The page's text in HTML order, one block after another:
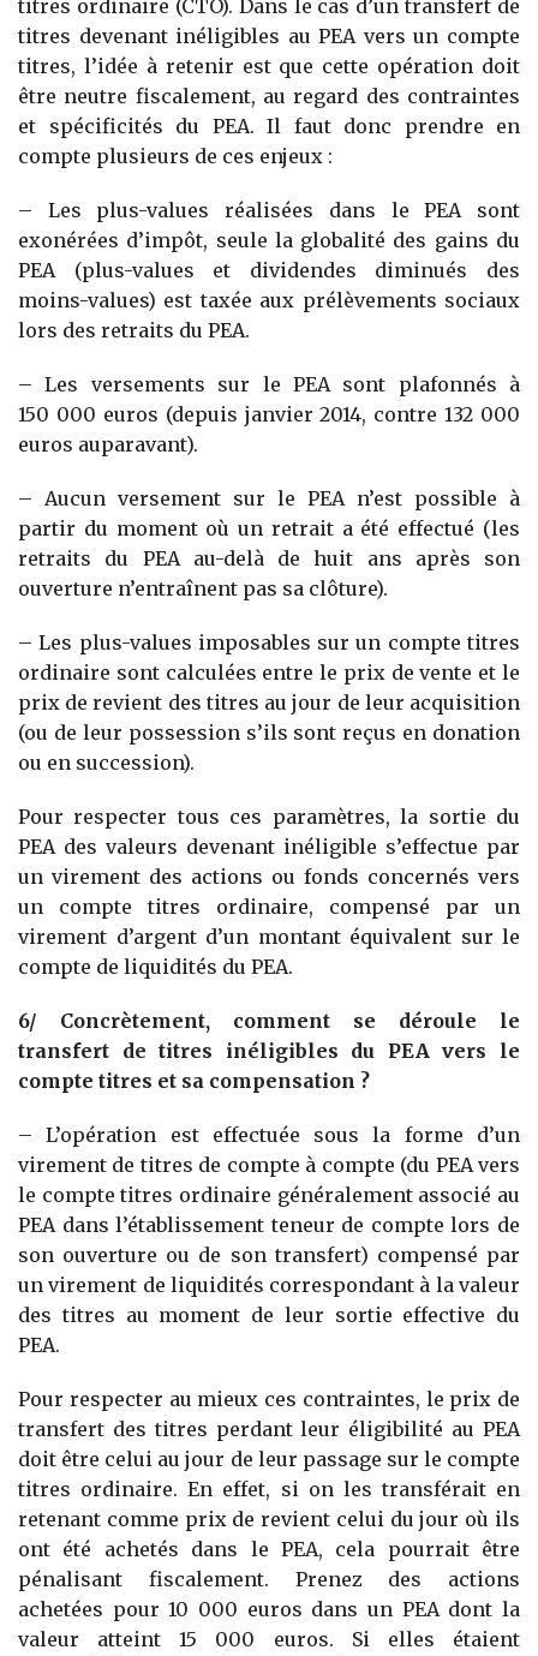
titres ordinaire (CTO). Dans le cas d’un transfert de
titres devenant inéligibles au PEA vers un compte
titres, l’idée à retenir est que cette opération doit
être neutre fiscalement, au regard des contraintes
et spécificités du PEA. Il faut donc prendre en
compte plusieurs de ces enjeux :
– Les plus-values réalisées dans le PEA sont
exonérées d’impôt, seule la globalité des gains du
PEA (plus-values et dividendes diminués des
moins-values) est taxée aux prélèvements sociaux
lors des retraits du PEA.
– Les versements sur le PEA sont plafonnés à
150 000 euros (depuis janvier 2014, contre 132 000
euros auparavant).
– Aucun versement sur le PEA n’est possible à
partir du moment où un retrait a été effectué (les
retraits du PEA au-delà de huit ans après son
ouverture n’entraînent pas sa clôture).
– Les plus-values imposables sur un compte titres
ordinaire sont calculées entre le prix de vente et le
prix de revient des titres au jour de leur acquisition
(ou de leur possession s’ils sont reçus en donation
ou en succession).
Pour respecter tous ces paramètres, la sortie du
PEA des valeurs devenant inéligible s’effectue par
un virement des actions ou fonds concernés vers
un compte titres ordinaire, compensé par un
virement d’argent d’un montant équivalent sur le
compte de liquidités du PEA.
6/ Concrètement, comment se déroule le
transfert de titres inéligibles du PEA vers le
compte titres et sa compensation ?
– L’opération est effectuée sous la forme d’un
virement de titres de compte à compte (du PEA vers
le compte titres ordinaire généralement associé au
PEA dans l’établissement teneur de compte lors de
son ouverture ou de son transfert) compensé par
un virement de liquidités correspondant à la valeur
des titres au moment de leur sortie effective du
PEA.
Pour respecter au mieux ces contraintes, le prix de
transfert des titres perdant leur éligibilité au PEA
doit être celui au jour de leur passage sur le compte
titres ordinaire. En effet, si on les transférait en
retenant comme prix de revient celui du jour où ils
ont été achetés dans le PEA, cela pourrait être
pénalisant fiscalement. Prenez des actions
achetées pour 10 000 euros dans un PEA dont la
valeur atteint 15 000 euros. Si elles étaient